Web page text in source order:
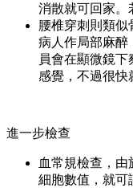
消散就可回家。
腰椎穿刺則類似
病人作局部麻醉
員會在顯微鏡
感覺，不過很快
進一步檢查
血常規檢查，由
細胞數值，就可